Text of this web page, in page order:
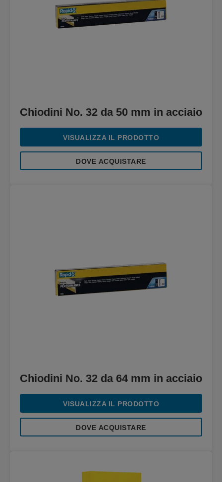
Chiodini No. 32 da 50 mm in acciaio
VISUALIZZA IL PRODOTTO
DOVE ACQUISTARE
Chiodini No. 32 da 64 mm in acciaio
VISUALIZZA IL PRODOTTO
DOVE ACQUISTARE